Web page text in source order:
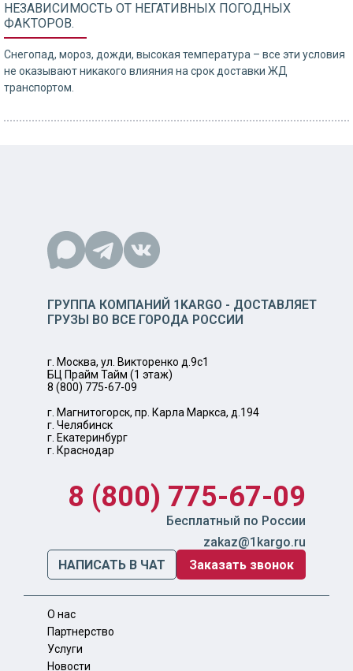
НЕЗАВИСИМОСТЬ ОТ НЕГАТИВНЫХ ПОГОДНЫХ
ФАКТОРОВ.
Снегопад, мороз, дожди, высокая температура – все эти условия
не оказывают никакого влияния на срок доставки ЖД
транспортом.
ГРУППА КОМПАНИЙ 1KARGO - ДОСТАВЛЯЕТ
ГРУЗЫ ВО ВСЕ ГОРОДА РОССИИ
г. Москва, ул. Викторенко д.9с1
БЦ Прайм Тайм (1 этаж)
8 (800) 775-67-09
г. Магнитогорск, пр. Карла Маркса, д.194
г. Челябинск
г. Екатеринбург
г. Краснодар
8 (800) 775-67-09
Бесплатный по России
zakaz@1kargo.ru
НАПИСАТЬ В ЧАТ
Заказать звонок
О нас
Партнерство
Услуги
Новости